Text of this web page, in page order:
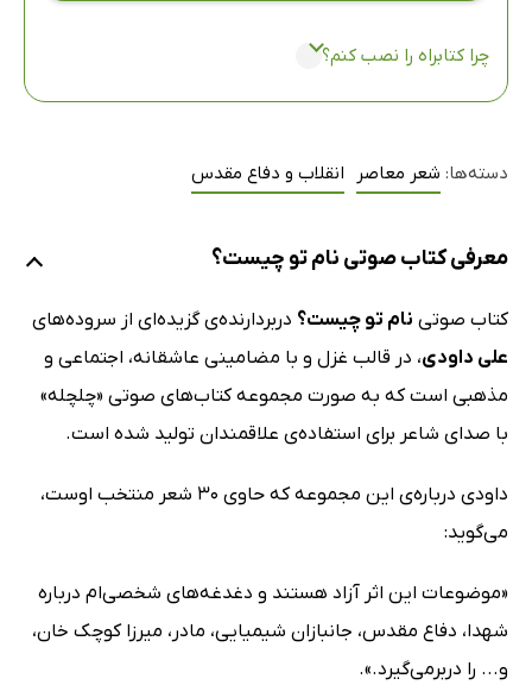
چرا کتابراه را نصب کنم؟
دسته‌ها: شعر معاصر انقلاب و دفاع مقدس
معرفی کتاب صوتی نام تو چیست؟
کتاب صوتی نام تو چیست؟ دربردارنده‌ی گزیده‌ای از سروده‌های
علی داودی، در قالب‌ غزل و با مضامینی عاشقانه، اجتماعی و
مذهبی است که به صورت مجموعه کتاب‌های صوتی «چلچله»
با صدای شاعر برای استفاده‌ی علاقمندان تولید شده است.
داودی درباره‌ی این مجموعه که حاوی 30 شعر منتخب اوست،
می‌گوید:
«موضوعات این اثر آزاد هستند و دغدغه‌های شخصی‌ام درباره
شهدا، دفاع مقدس، جانبازان شیمیایی، مادر، میرزا کوچک خان،
و... را دربرمی‌گیرد.».